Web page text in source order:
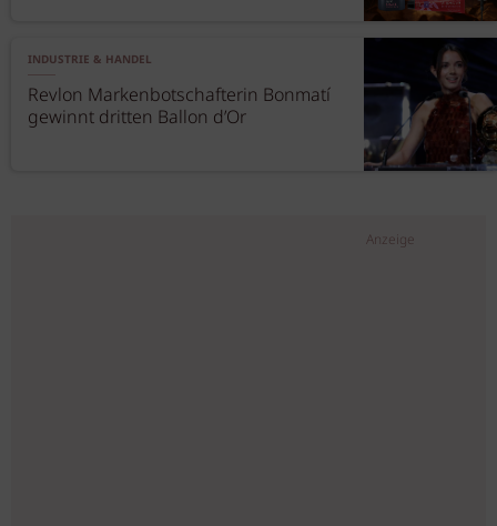
INDUSTRIE & HANDEL
Revlon Markenbotschafterin Bonmatí
gewinnt dritten Ballon d’Or
Anzeige